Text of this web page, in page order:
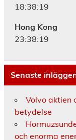
18:38:20
Hong Kong
23:38:20
Senaste
Volvo aktien
betydelse
och enorma